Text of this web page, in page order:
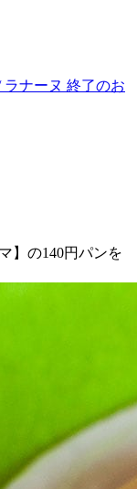
ラナーヌ 終了のお
】の140円パンを